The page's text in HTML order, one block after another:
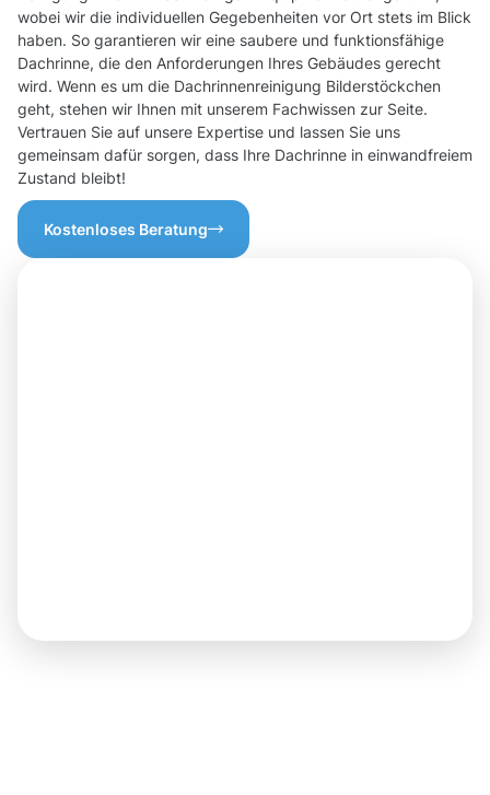
wobei wir die individuellen Gegebenheiten vor Ort stets im Blick
haben. So garantieren wir eine saubere und funktionsfähige
Dachrinne, die den Anforderungen Ihres Gebäudes gerecht
wird. Wenn es um die Dachrinnenreinigung Bilderstöckchen
geht, stehen wir Ihnen mit unserem Fachwissen zur Seite.
Vertrauen Sie auf unsere Expertise und lassen Sie uns
gemeinsam dafür sorgen, dass Ihre Dachrinne in einwandfreiem
Zustand bleibt!
Kostenloses Beratung